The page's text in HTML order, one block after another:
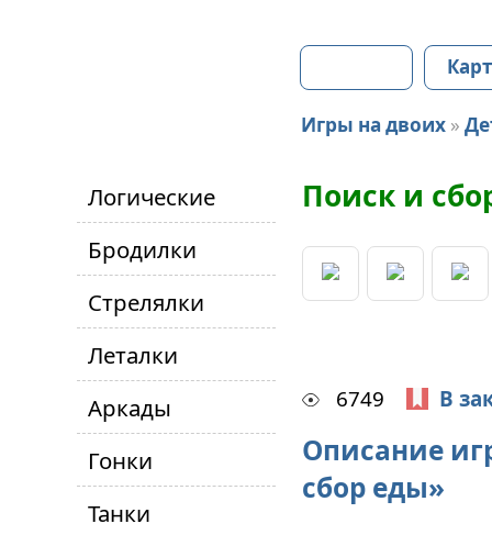
Игры на двоих »
Логические
Бродилки
Стрелялки
Леталки
Аркады
Гонки
Танки
Поиск и
6749 В
Описание
сбор еды»